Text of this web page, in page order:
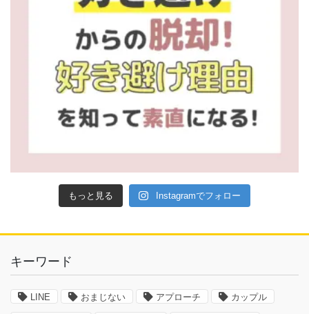
もっと見る Instagramでフォロー
キーワード
LINE おまじない アプローチ カップル